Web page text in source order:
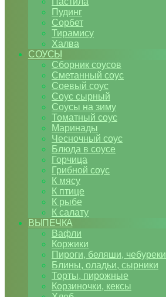
Пудинг
Сорбет
Тирамису
Халва
СОУСЫ
Сборник соусов
Сметанный соус
Соевый соус
Соус сырный
Соусы на зиму
Томатный соус
Маринады
Чесночный соус
Блюда в соусе
Горчица
Грибной соус
К мясу
К птице
К рыбе
К салату
ВЫПЕЧКА
Вафли
Коржики
Пироги, беляши, чебуреки
Блины, оладьи, сырники
Торты, пирожные
Корзиночки, кексы